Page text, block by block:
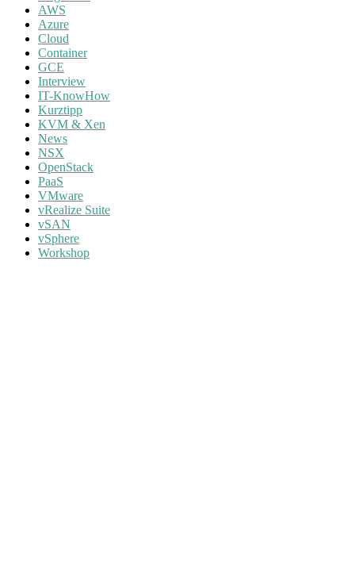
AWS
Azure
Cloud
Container
GCE
Interview
IT-KnowHow
Kurztipp
KVM & Xen
News
NSX
OpenStack
PaaS
VMware
vRealize Suite
vSAN
vSphere
Workshop